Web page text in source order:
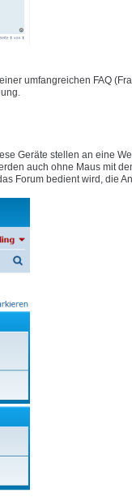
umfangreichen FAQ
Geräte stellen an eine
auch ohne Maus mit
Forum bedient wird, die